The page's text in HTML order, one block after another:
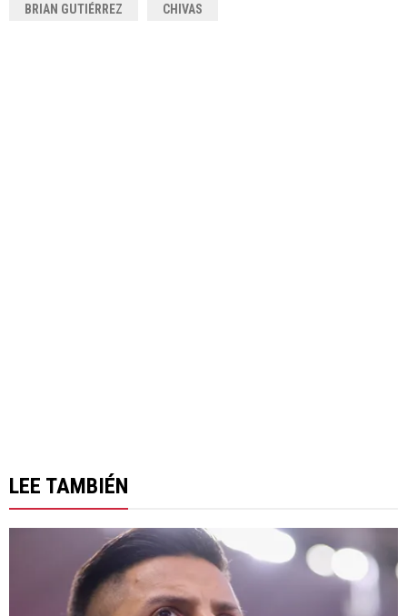
BRIAN GUTIÉRREZ CHIVAS
LEE TAMBIÉN